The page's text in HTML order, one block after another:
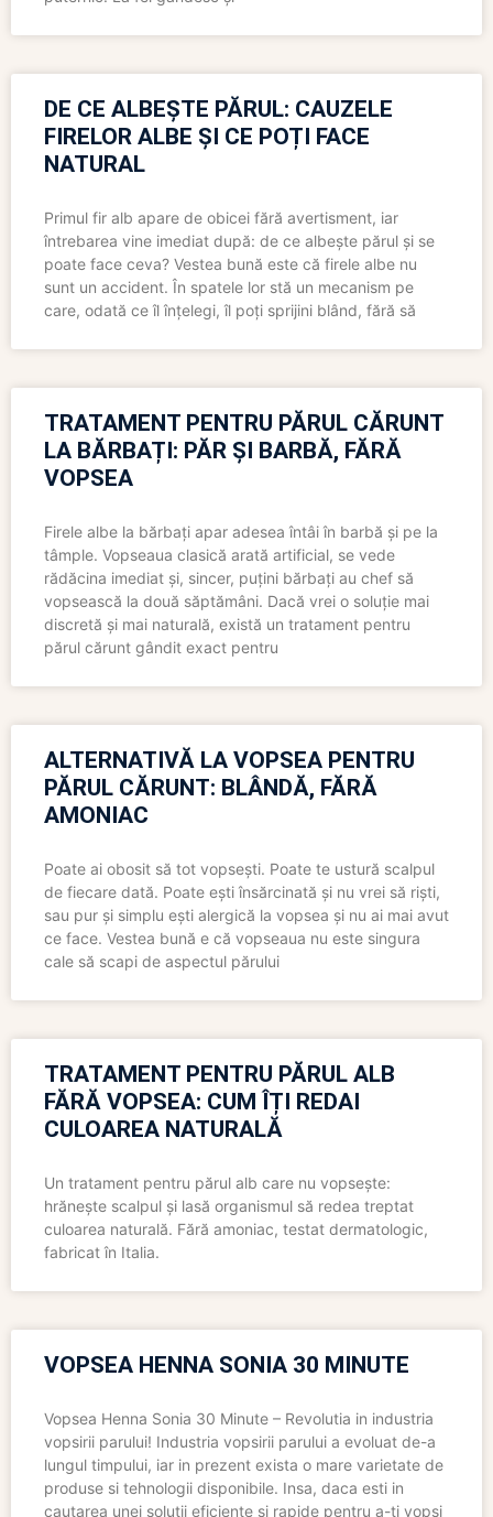
DE CE ALBEȘTE PĂRUL: CAUZELE
FIRELOR ALBE ȘI CE POȚI FACE
NATURAL
Primul fir alb apare de obicei fără avertisment, iar
întrebarea vine imediat după: de ce albește părul și se
poate face ceva? Vestea bună este că firele albe nu
sunt un accident. În spatele lor stă un mecanism pe
care, odată ce îl înțelegi, îl poți sprijini blând, fără să
TRATAMENT PENTRU PĂRUL CĂRUNT
LA BĂRBAȚI: PĂR ȘI BARBĂ, FĂRĂ
VOPSEA
Firele albe la bărbați apar adesea întâi în barbă și pe la
tâmple. Vopseaua clasică arată artificial, se vede
rădăcina imediat și, sincer, puțini bărbați au chef să
vopsească la două săptămâni. Dacă vrei o soluție mai
discretă și mai naturală, există un tratament pentru
părul cărunt gândit exact pentru
ALTERNATIVĂ LA VOPSEA PENTRU
PĂRUL CĂRUNT: BLÂNDĂ, FĂRĂ
AMONIAC
Poate ai obosit să tot vopsești. Poate te ustură scalpul
de fiecare dată. Poate ești însărcinată și nu vrei să riști,
sau pur și simplu ești alergică la vopsea și nu ai mai avut
ce face. Vestea bună e că vopseaua nu este singura
cale să scapi de aspectul părului
TRATAMENT PENTRU PĂRUL ALB
FĂRĂ VOPSEA: CUM ÎȚI REDAI
CULOAREA NATURALĂ
Un tratament pentru părul alb care nu vopsește:
hrănește scalpul și lasă organismul să redea treptat
culoarea naturală. Fără amoniac, testat dermatologic,
fabricat în Italia.
VOPSEA HENNA SONIA 30 MINUTE
Vopsea Henna Sonia 30 Minute – Revolutia in industria
vopsirii parului! Industria vopsirii parului a evoluat de-a
lungul timpului, iar in prezent exista o mare varietate de
produse si tehnologii disponibile. Insa, daca esti in
cautarea unei solutii eficiente si rapide pentru a-ti vopsi